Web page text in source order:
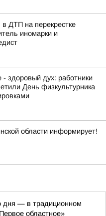
ДТП на перекрестке
иномарки и
здоровый дух: работники
День физкультурника
области информирует!
дня — в традиционном
областное»